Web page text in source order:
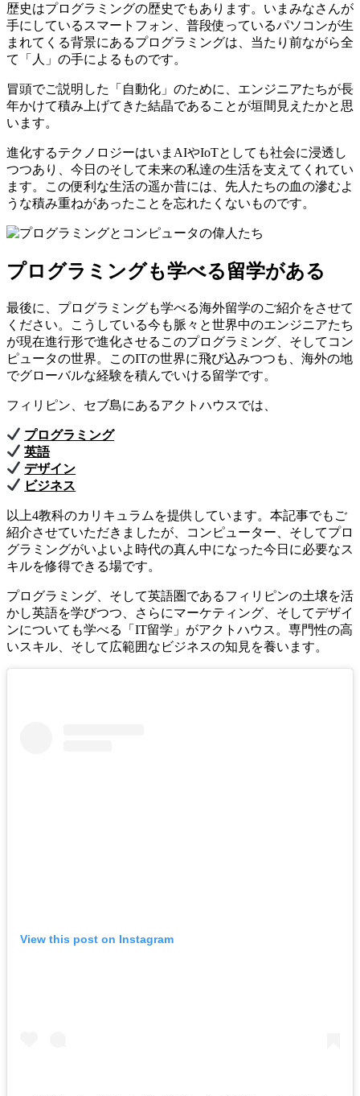
歴史はプログラミングの歴史でもあります。いまみなさんが
手にしているスマートフォン、普段使っているパソコンが生
まれてくる背景にあるプログラミングは、当たり前ながら全
て「人」の手によるものです。
冒頭でご説明した「自動化」のために、エンジニアたちが長
年かけて積み上げてきた結晶であることが垣間見えたかと思
います。
進化するテクノロジーはいまAIやIoTとしても社会に浸透し
つつあり、今日のそして未来の私達の生活を支えてくれてい
ます。この便利な生活の遥か昔には、先人たちの血の滲むよ
うな積み重ねがあったことを忘れたくないものです。
プログラミングも学べる留学がある
最後に、プログラミングも学べる海外留学のご紹介をさせて
ください。こうしている今も脈々と世界中のエンジニアたち
が現在進行形で進化させるこのプログラミング、そしてコン
ピュータの世界。このITの世界に飛び込みつつも、海外の地
でグローバルな経験を積んでいける留学です。
フィリピン、セブ島にあるアクトハウスでは、
プログラミング
英語
デザイン
ビジネス
以上4教科のカリキュラムを提供しています。本記事でもご
紹介させていただきましたが、コンピューター、そしてプロ
グラミングがいよいよ時代の真ん中になった今日に必要なス
キルを修得できる場です。
プログラミング、そして英語圏であるフィリピンの土壌を活
かし英語を学びつつ、さらにマーケティング、そしてデザイ
ンについても学べる「IT留学」がアクトハウス。専門性の高
いスキル、そして広範囲なビジネスの知見を養います。
View this post on Instagram